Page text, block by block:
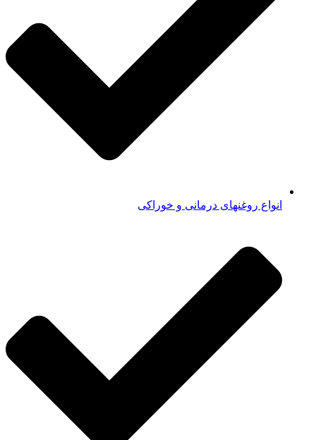
انواع روغنهای درمانی و خوراکی